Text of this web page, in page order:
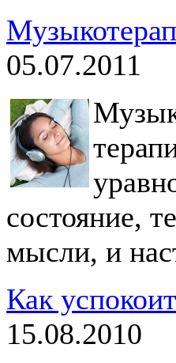
05.07.2011
состояние,
мысли, и
Как
15.08.2010